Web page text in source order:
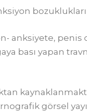
penis
bası yapan
görsel